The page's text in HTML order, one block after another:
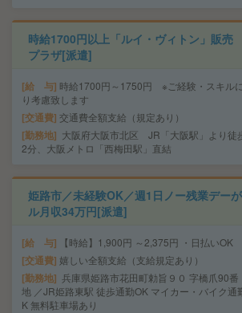
時給1700円以上「ルイ・ヴィトン」販
プラザ[派遣]
給 与 時給1700円～1750円 ※ご経験・スキル
り考慮致します
交通費 交通費全額支給（規定あり）
勤務地
大阪府大阪市北区 JR「大阪駅」より徒
2分、大阪メトロ「西梅田駅」直結
姫路市／未経験OK／週1日ノー残業デー
ル月収34万円[派遣]
給 与 【時給】1,900円 ～2,375円 ・日払いOK
交通費 嬉しい全額支給（支給規定あり）
勤務地 兵庫県姫路市花田町勅旨９０ 字橋爪90番
地 ／JR姫路東駅 徒歩通勤OK マイカー・バイク通
K 無料駐車場あり